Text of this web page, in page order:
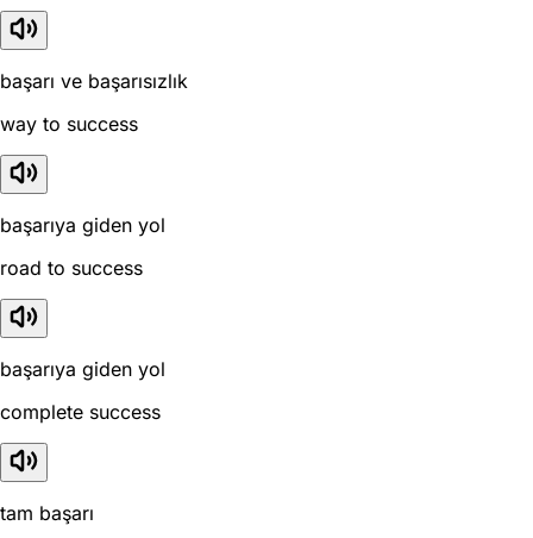
başarı ve başarısızlık
way to success
başarıya giden yol
road to success
başarıya giden yol
complete success
tam başarı